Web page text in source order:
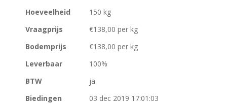
Hoeveelheid
150 kg
Vraagprijs
€138,00 per kg
Bodemprijs
€138,00 per kg
Leverbaar
100%
BTW
ja
Biedingen
03 dec 2019 17:01:03